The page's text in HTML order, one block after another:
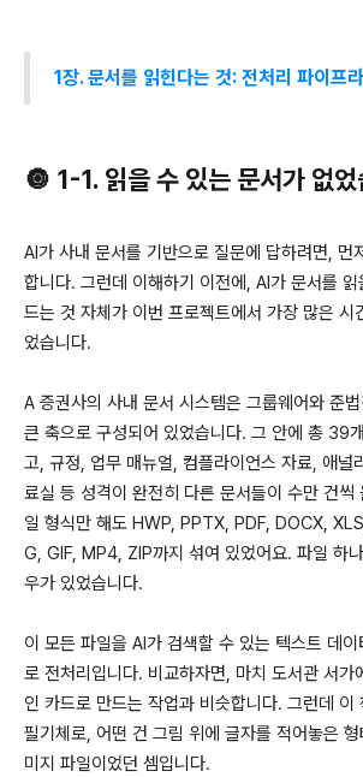
1장. 문서를 읽힌다는 것: 전처리 파이프
🔘 1-1. 읽을 수 있는 문서가 없
AI가 사내 문서를 기반으로 질문에 답하려면, 먼
합니다. 그런데 이해하기 이전에, AI가 문서를
드는 것 자체가 이번 프로젝트에서 가장 많은 시
었습니다.
A 증권사의 사내 문서 시스템은 그룹웨어와 준
큰 축으로 구성되어 있었습니다. 그 안에 총 39
고, 규정, 업무 매뉴얼, 컴플라이언스 자료, 애널
료실 등 성격이 완전히 다른 문서들이 수만 건씩
일 형식만 해도 HWP, PPTX, PDF, DOCX,
G, GIF, MP4, ZIP까지 섞여 있었어요. 파일 하
우가 있었습니다.
이 모든 파일을 AI가 검색할 수 있는 텍스트 데
로 전처리입니다. 비교하자면, 마치 도서관 서가
인 카드로 만드는 작업과 비슷합니다. 그런데 이
필기체로, 어떤 건 그림 위에 글자를 적어놓은 형
미지 파일이었던 셈입니다.